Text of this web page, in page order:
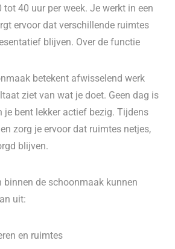
40 uur per week. Je werkt in een
ervoor dat verschillende ruimtes
blijven. Over de functie
betekent afwisselend werk
ziet van wat je doet. Geen dag is
je bent lekker actief bezig. Tijdens
zorg je ervoor dat ruimtes netjes,
blijven.
binnen de schoonmaak kunnen
uit:
en ruimtes